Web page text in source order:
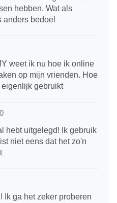
hebben. Wat als
anders bedoel
weet ik nu hoe ik online
op mijn vrienden. Hoe
gebruikt
hebt uitgelegd! Ik gebruik
niet eens dat het zo'n
Ik ga het zeker proberen